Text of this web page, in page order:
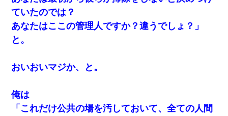
ていたのでは？
あなたはここの管理人ですか？違うでしょ？」
と。
おいおいマジか、と。
俺は
「これだけ公共の場を汚しておいて、全ての人間